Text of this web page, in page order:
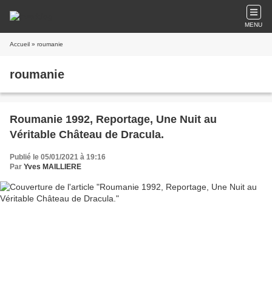
MENU
Accueil » roumanie
roumanie
Roumanie 1992, Reportage, Une Nuit au
Véritable Château de Dracula.
Publié le 05/01/2021 à 19:16
Par Yves MAILLIERE